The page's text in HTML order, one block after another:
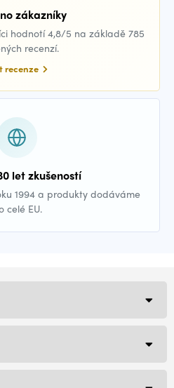
zákazníky
hodnotí 4,8/5 na základě 785
recenzí.
recenze
let zkušeností
1994 a produkty dodáváme
celé EU.